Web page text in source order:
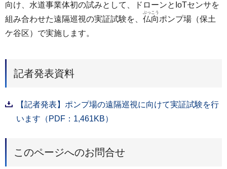
向け、水道事業体初の試みとして、ドローンとIoTセンサを
組み合わせた遠隔巡視の実証試験を、 仏向
ぶっこう
ポンプ場（保土
ケ谷区）で実施します。
記者発表資料
【記者発表】ポンプ場の遠隔巡視に向けて実証試験を行
います（PDF：1,461KB）
このページへのお問合せ